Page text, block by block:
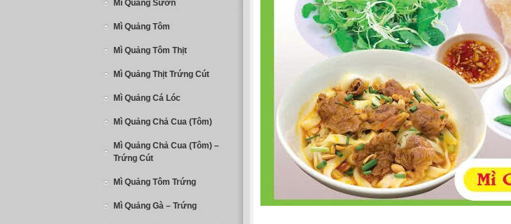
Mì Quảng Sườn
Mì Quảng Tôm
Mì Quảng Tôm Thịt
Mì Quảng Thịt Trứng Cút
Mì Quảng Cá Lóc
Mì Quảng Chả Cua (Tôm)
Mì Quảng Chả Cua (Tôm) –
Trứng Cút
Mì Quảng Tôm Trứng
Mì Quảng Gà – Trứng